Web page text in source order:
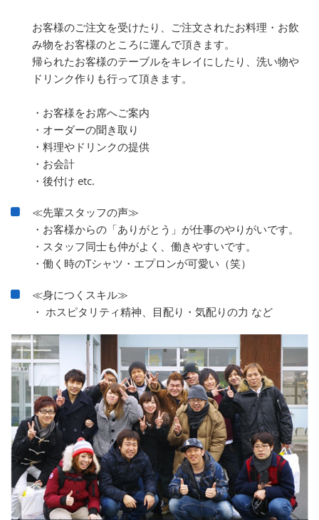
お客様のご注文を受けたり、ご注文されたお料理・お飲
み物をお客様のところに運んで頂きます。
帰られたお客様のテーブルをキレイにしたり、洗い物や
ドリンク作りも行って頂きます。
・お客様をお席へご案内
・オーダーの聞き取り
・料理やドリンクの提供
・お会計
・後付け etc.
≪先輩スタッフの声≫
・お客様からの「ありがとう」が仕事のやりがいです。
・スタッフ同士も仲がよく、働きやすいです。
・働く時のTシャツ・エプロンが可愛い（笑）
≪身につくスキル≫
・ ホスピタリティ精神、目配り・気配りの力 など